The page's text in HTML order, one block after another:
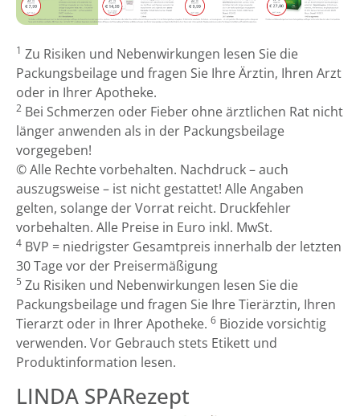
1 Zu Risiken und Nebenwirkungen lesen Sie die
Packungsbeilage und fragen Sie Ihre Ärztin, Ihren Arzt
oder in Ihrer Apotheke.
2 Bei Schmerzen oder Fieber ohne ärztlichen Rat nicht
länger anwenden als in der Packungsbeilage
vorgegeben!
© Alle Rechte vorbehalten. Nachdruck – auch
auszugsweise – ist nicht gestattet! Alle Angaben
gelten, solange der Vorrat reicht. Druckfehler
vorbehalten. Alle Preise in Euro inkl. MwSt.
4 BVP = niedrigster Gesamtpreis innerhalb der letzten
30 Tage vor der Preisermäßigung
5 Zu Risiken und Nebenwirkungen lesen Sie die
Packungsbeilage und fragen Sie Ihre Tierärztin, Ihren
Tierarzt oder in Ihrer Apotheke. 6 Biozide vorsichtig
verwenden. Vor Gebrauch stets Etikett und
Produktinformation lesen.
LINDA SPARezept